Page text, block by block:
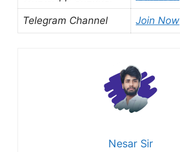
Telegram Channel Join Now
Nesar Sir